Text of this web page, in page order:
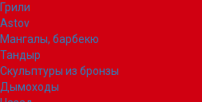
Грили
Astov
Мангалы, барбекю
Тандыр
Скульптуры из бронзы
Дымоходы